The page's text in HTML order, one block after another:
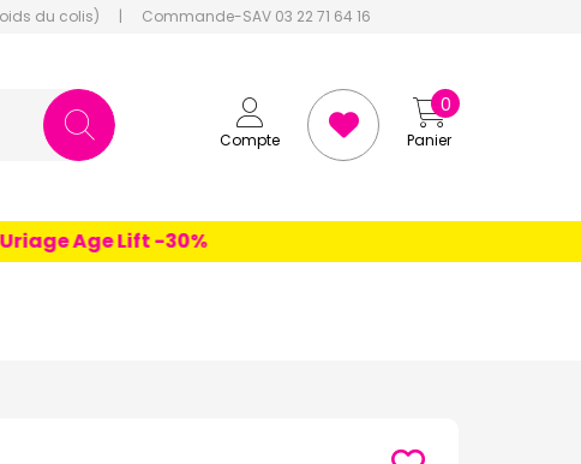
du colis) | Commande-SAV 03 22 71 64 16
Compte Panier
0
Age Lift -30%